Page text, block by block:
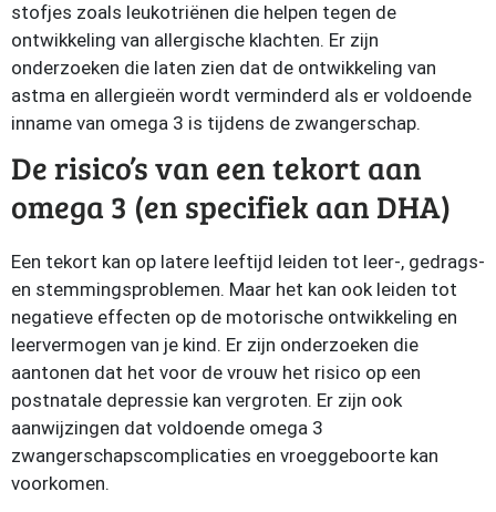
stofjes zoals leukotriënen die helpen tegen de
ontwikkeling van allergische klachten. Er zijn
onderzoeken die laten zien dat de ontwikkeling van
astma en allergieën wordt verminderd als er voldoende
inname van omega 3 is tijdens de zwangerschap.
De risico’s van een tekort aan
omega 3 (en specifiek aan DHA)
Een tekort kan op latere leeftijd leiden tot leer-, gedrags-
en stemmingsproblemen. Maar het kan ook leiden tot
negatieve effecten op de motorische ontwikkeling en
leervermogen van je kind. Er zijn onderzoeken die
aantonen dat het voor de vrouw het risico op een
postnatale depressie kan vergroten. Er zijn ook
aanwijzingen dat voldoende omega 3
zwangerschapscomplicaties en vroeggeboorte kan
voorkomen.